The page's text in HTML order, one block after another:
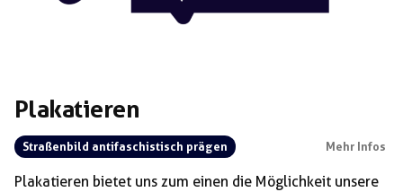
Plakatieren
Straßenbild antifaschistisch prägen Mehr Infos
Plakatieren bietet uns zum einen die Möglichkeit unsere